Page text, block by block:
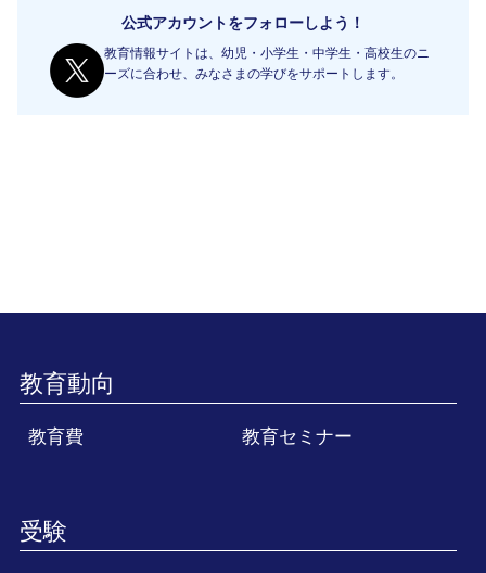
公式アカウントをフォローしよう！
教育情報サイトは、幼児・小学生・中学生・高校生のニ
ーズに合わせ、みなさまの学びをサポートします。
教育動向
教育費 教育セミナー
受験